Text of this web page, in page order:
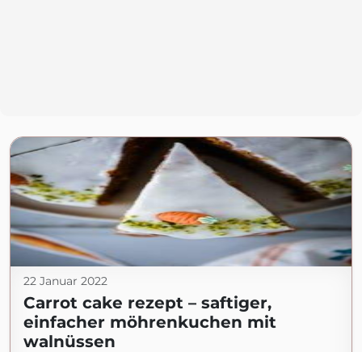
22 Januar 2022
Carrot cake rezept – saftiger,
einfacher möhrenkuchen mit
walnüssen